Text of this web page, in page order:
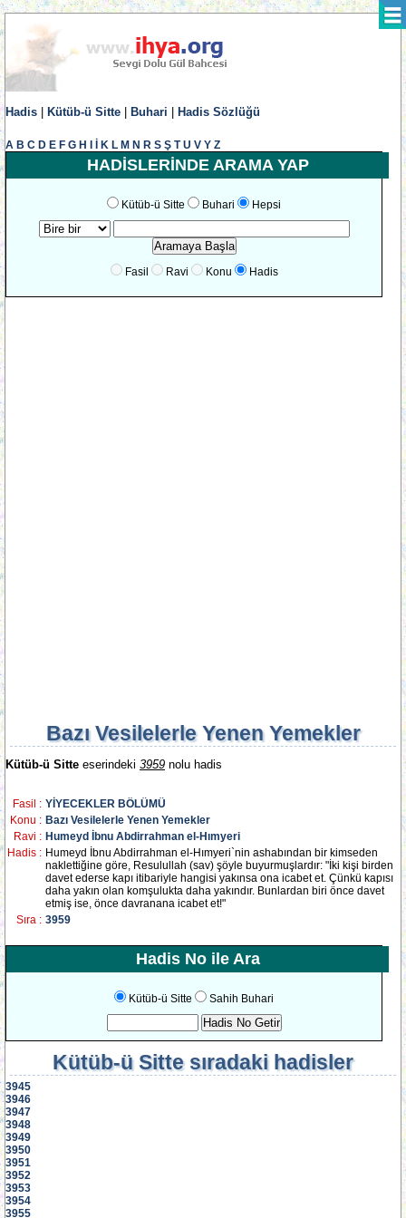
Hadis Kütüb-ü Sitte Buhari Hadis Sözlüğü
A B C D E F G H K L M N R S Ş T U V Y Z
HADİSLERİNDE ARAMA YAP
Kütüb-ü Sitte Buhari Hepsi
Fasil Ravi Konu Hadis
Bazı Vesilelerle Yenen Yemekler
Kütüb-ü Sitte eserindeki 3959 nolu hadis
Fasil : YİYECEKLER BÖLÜMÜ
Konu : Bazı Vesilelerle Yenen Yemekler
Ravi : Humeyd İbnu Abdirrahman el-Hımyeri
Hadis : Humeyd İbnu Abdirrahman el-Hımyeri`nin ashabından bir kimseden
naklettiğine göre, Resulullah (sav) şöyle buyurmuşlardır: "İki kişi birden
davet ederse kapı itibariyle hangisi yakınsa ona icabet et. Çünkü kapısı
daha yakın olan komşulukta daha yakındır. Bunlardan biri önce davet
etmiş ise, önce davranana icabet et!"
Sıra : 3959
Hadis No ile Ara
Kütüb-ü Sitte Sahih Buhari
Kütüb-ü Sittesıradaki hadisler
3945
3946
3947
3948
3949
3950
3951
3952
3953
3954
3955